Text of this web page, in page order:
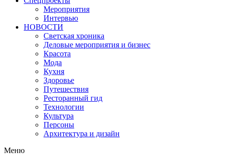
Мероприятия
Интервью
НОВОСТИ
Светская хроника
Деловые мероприятия и бизнес
Красота
Мода
Кухня
Здоровье
Путешествия
Ресторанный гид
Технологии
Культура
Персоны
Архитектура и дизайн
Меню